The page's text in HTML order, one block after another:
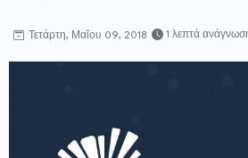
Τετάρτη, Μαΐου 09, 2018 1 λεπτά